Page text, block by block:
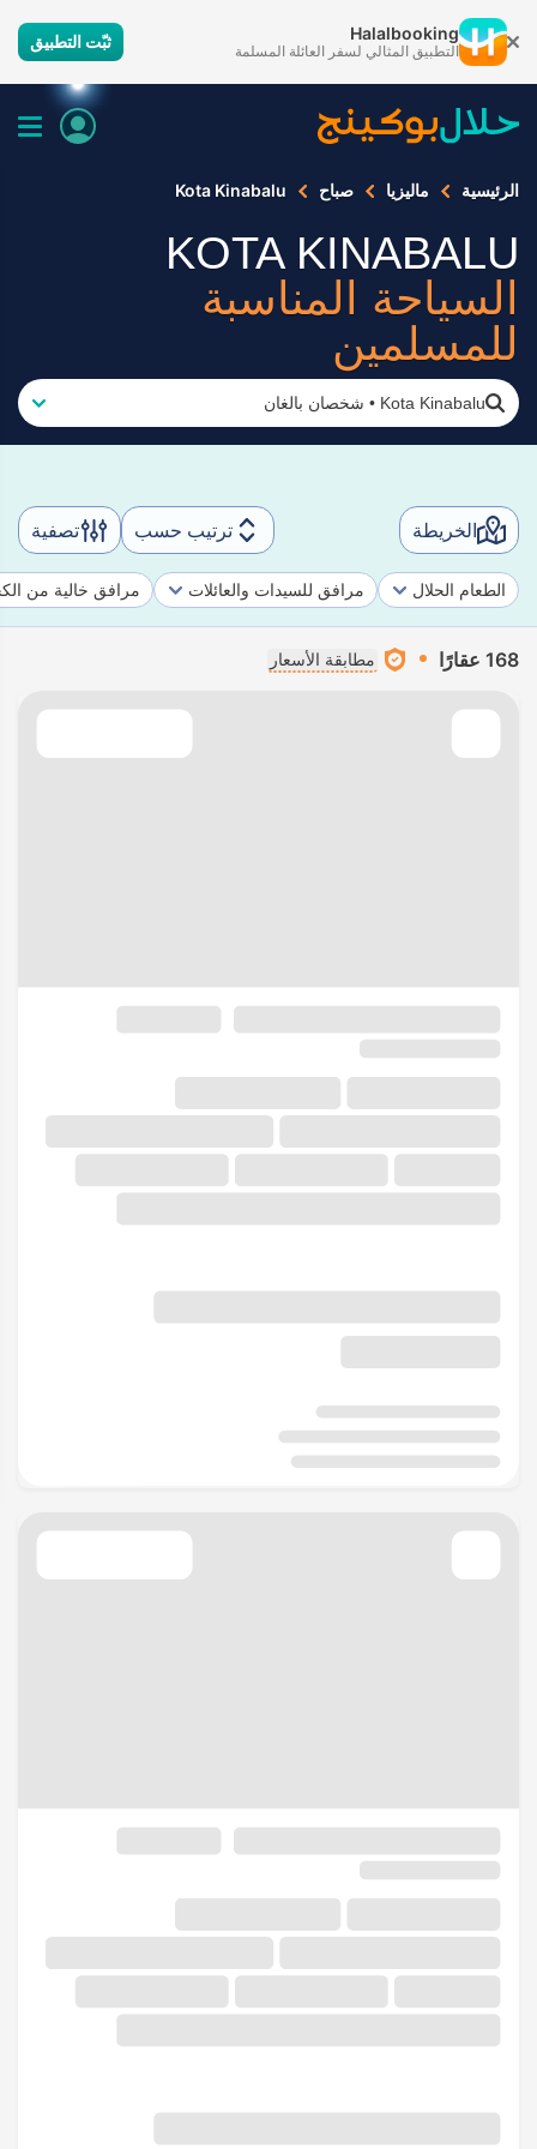
Halalbooking
التطبيق المثالي لسفر العائلة المسلمة ثبّت التطبيق
الرئيسية ماليزيا صباح Kota Kinabalu
KOTA KINABALU
السياحة المناسبة
للمسلمين
Kota Kinabalu
• شخصان بالغان
الخريطة ترتيب حسب تصفية
الطعام الحلال مرافق للسيدات والعائلات مرافق خالية من
168 عقارًا مطابقة الأسعار